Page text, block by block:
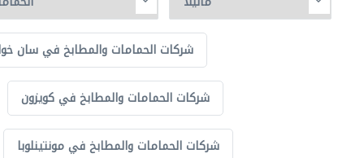
شركات الحمامات والمطابخ في سان
شركات الحمامات والمطابخ في كويزون
شركات الحمامات والمطابخ في مونتينلوبا